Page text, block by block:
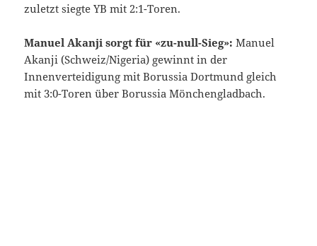
zuletzt siegte YB mit 2:1-Toren.
Manuel Akanji sorgt für «zu-null-Sieg»: Manuel
Akanji (Schweiz/Nigeria) gewinnt in der
Innenverteidigung mit Borussia Dortmund gleich
mit 3:0-Toren über Borussia Mönchengladbach.